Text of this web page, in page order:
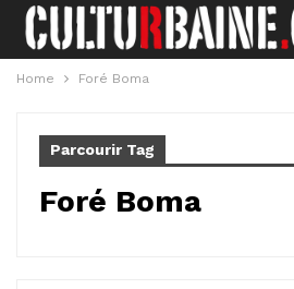
Home Foré Boma
Parcourir Tag
Foré Boma